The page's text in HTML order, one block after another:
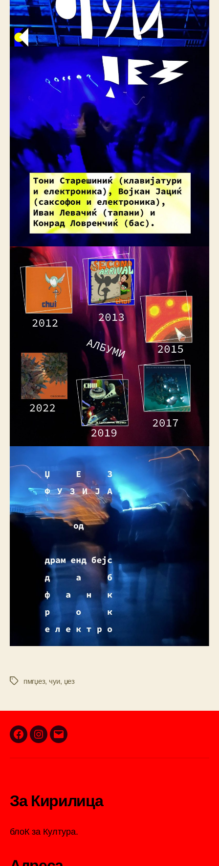
Tagsпмгџез, чуи, џез
Facebook
Instagram
Email
За Кирилица
блоК за Култура.